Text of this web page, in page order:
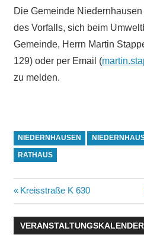
Die Gemeinde
des Vorfalls, sich beim
Gemeinde, Herrn Martin
129) oder per Email (
zu melden.
NIEDERNHAUSEN
RATHAUS
Vorheriger
Beitrag:
Kreisstraße K 630
VERANSTALTUNGSKALENDER